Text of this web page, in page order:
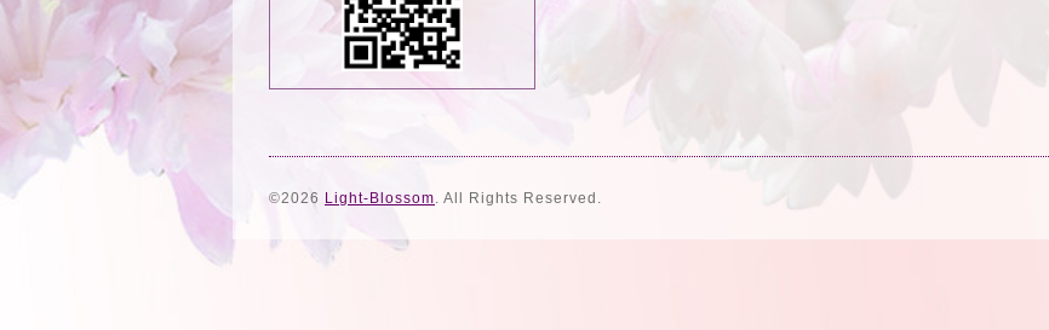
©2026 Light-Blossom. All Rights Reserved.